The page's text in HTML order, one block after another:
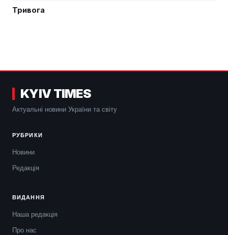
Тривога
KYIV TIMES
Актуальні новини України та світу
РУБРИКИ
Новини
Редакція
ВИДАННЯ
Наша редакція
Про нас